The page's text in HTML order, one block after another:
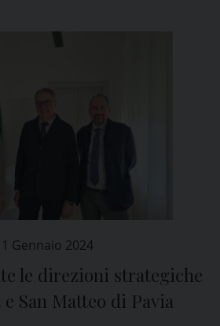
Gennaio 2024
le direzioni strategiche
San Matteo di Pavia